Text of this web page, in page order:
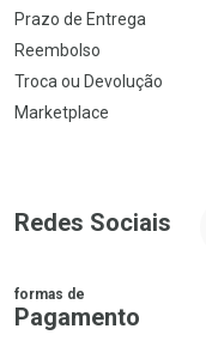
Prazo de Entrega
Reembolso
Troca ou Devolução
Marketplace
Redes Sociais
formas de
Pagamento